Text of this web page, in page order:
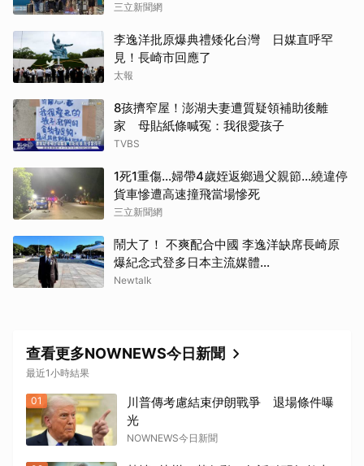
三立新聞網
李逸洋批原爆典禮矮化台灣 日媒直呼罕
見！長崎市回應了
太報
8孩擠窄屋！澎湖夫妻遭質疑領補助後離
家 母貼紙條喊冤：我很愛孩子
TVBS
1死1重傷…婦帶4歲姪返鄉過父親節…繞違停
貨車慘遭高速撞飛當場慘死
三立新聞網
鬧大了！ 不爽配合中國 李逸洋缺席長崎原
爆紀念式登多日本主流媒體...
Newtalk
查看更多NOWNEWS今日新聞
最近1小時結果
01
川普傳考慮結束伊朗戰爭 退場條件曝
光
NOWNEWS今日新聞
取消